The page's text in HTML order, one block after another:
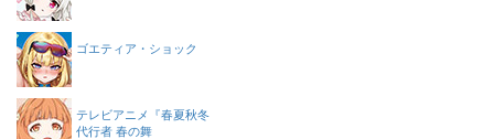
ゴエティア・ショック
テレビアニメ『春夏秋冬
代行者 春の舞